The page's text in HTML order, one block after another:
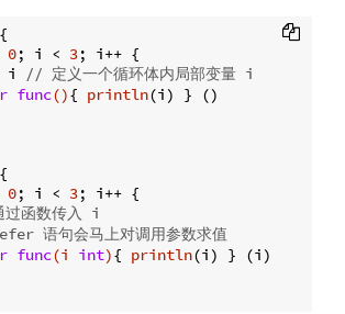
{
0; i < 3; i++ {
i
// 定义一个循环体内局部变量 i
func(){ println(i) } ()
{
0; i < 3; i++ {
函数传入 i
语句会马上对调用参数求值
func(i int){ println(i) } (i)